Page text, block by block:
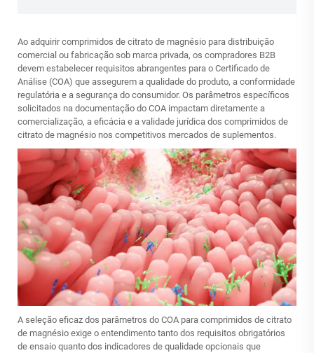
Ao adquirir comprimidos de citrato de magnésio para distribuição
comercial ou fabricação sob marca privada, os compradores B2B
devem estabelecer requisitos abrangentes para o Certificado de
Análise (COA) que assegurem a qualidade do produto, a conformidade
regulatória e a segurança do consumidor. Os parâmetros específicos
solicitados na documentação do COA impactam diretamente a
comercialização, a eficácia e a validade jurídica dos comprimidos de
citrato de magnésio nos competitivos mercados de suplementos.
A seleção eficaz dos parâmetros do COA para comprimidos de citrato
de magnésio exige o entendimento tanto dos requisitos obrigatórios
de ensaio quanto dos indicadores de qualidade opcionais que